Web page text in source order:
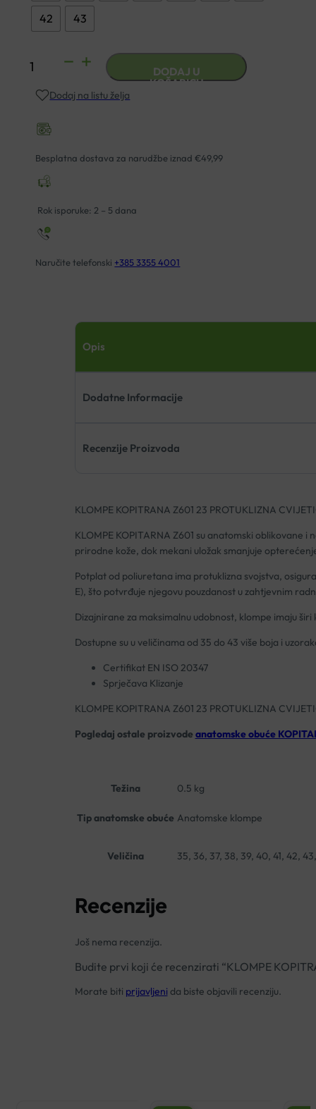
42 43
KLOMPE
Z601
PROTUKLIZNA
CVIJETIĆI
DODAJ U
KOŠARICU
Dodaj na listu želja
Besplatna dostava za narudžbe iznad €49,99
Rok isporuke: 2 – 5 dana
Naručite telefonski +385 3355 4001
Opis
Dodatne Informacije
Recenzije Proizvoda
KLOMPE KOPITRANA Z601 23 PROTUKLIZNA
KLOMPE KOPITARNA Z601 su anatomski
prirodne kože, dok mekani uložak smanjuje
Potplat od poliuretana ima protuklizna svojstva,
E), što potvrđuje njegovu pouzdanost u zahtjevnim
Dizajnirane za maksimalnu udobnost, klompe imaju
Dostupne su u veličinama od 35 do 43 više boja i
Certifikat EN ISO 20347
Sprječava Klizanje
KLOMPE KOPITRANA Z601 23 PROTUKLIZNA
Pogledaj ostale proizvode anatomske obuće
Težina 0.5 kg
Tip anatomske obuće Anatomske klompe
Veličina 35, 36, 37, 38, 39, 40, 41, 42,
Recenzije
Još nema recenzija.
Budite prvi koji će recenzirati “KLOMPE
Morate biti prijavljeni da biste objavili recenziju.